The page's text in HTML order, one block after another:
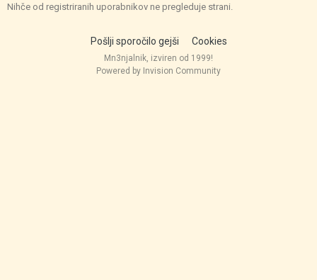
Nihče od registriranih uporabnikov ne pregleduje strani.
Pošlji sporočilo gejši Cookies
Mn3njalnik, izviren od 1999!
Powered by Invision Community